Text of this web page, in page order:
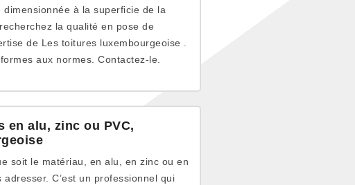
à la superficie de la
la qualité en pose de
de Les toitures luxembourgeoise .
aux normes. Contactez-le.
en alu, zinc ou PVC,
soit le matériau, en alu, en zinc ou en
C’est un professionnel qui